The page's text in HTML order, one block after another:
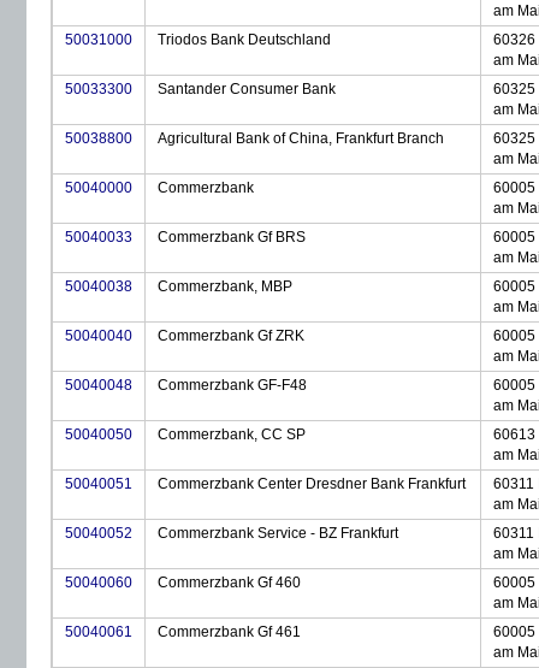
am
50031000
Triodos Bank Deutschland
60326
am
50033300
Santander Consumer Bank
60325
am
50038800
Agricultural Bank of China, Frankfurt Branch
60325
am
50040000
Commerzbank
60005
am
50040033
Commerzbank Gf BRS
60005
am
50040038
Commerzbank, MBP
60005
am
50040040
Commerzbank Gf ZRK
60005
am
50040048
Commerzbank GF-F48
60005
am
50040050
Commerzbank, CC SP
60613
am
50040051
Commerzbank Center Dresdner Bank Frankfurt
60311
am
50040052
Commerzbank Service - BZ Frankfurt
60311
am
50040060
Commerzbank Gf 460
60005
am
50040061
Commerzbank Gf 461
60005
am